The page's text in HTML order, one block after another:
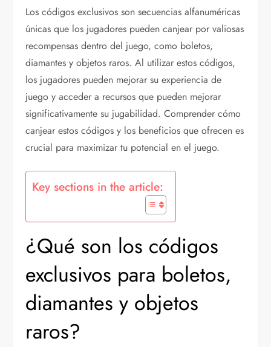
Los códigos exclusivos son secuencias alfanuméricas
únicas que los jugadores pueden canjear por valiosas
recompensas dentro del juego, como boletos,
diamantes y objetos raros. Al utilizar estos códigos,
los jugadores pueden mejorar su experiencia de
juego y acceder a recursos que pueden mejorar
significativamente su jugabilidad. Comprender cómo
canjear estos códigos y los beneficios que ofrecen es
crucial para maximizar tu potencial en el juego.
Key sections in the article:
¿Qué son los códigos
exclusivos para boletos,
diamantes y objetos
raros?